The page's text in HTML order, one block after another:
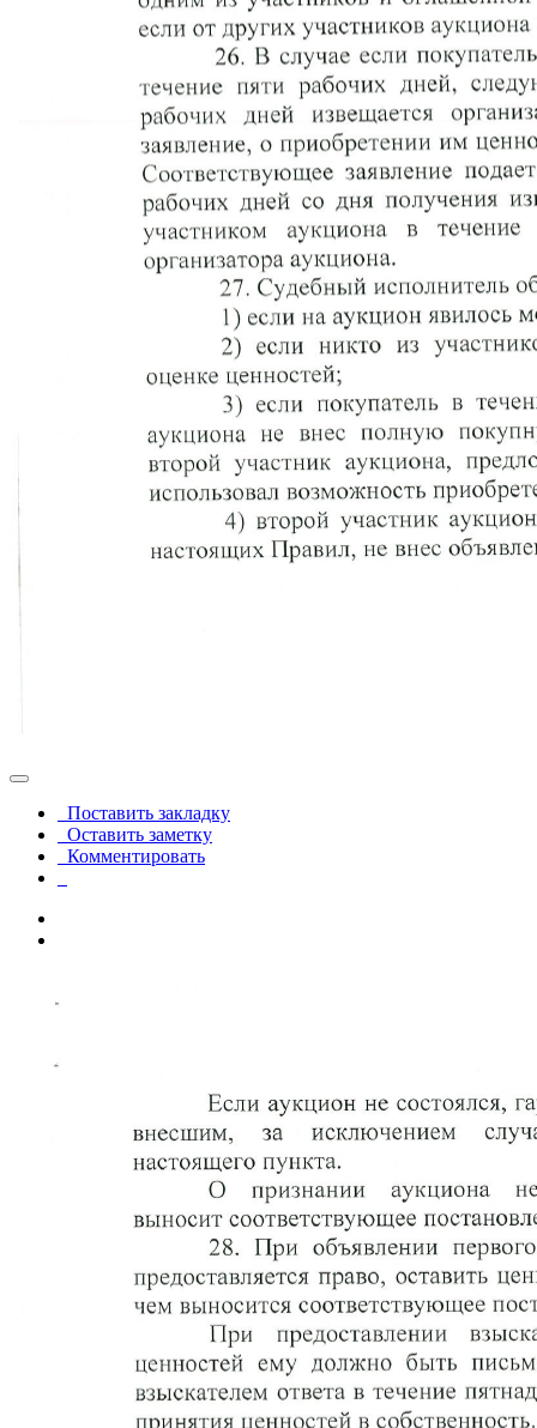
Поставить закладку
Оставить заметку
Комментировать